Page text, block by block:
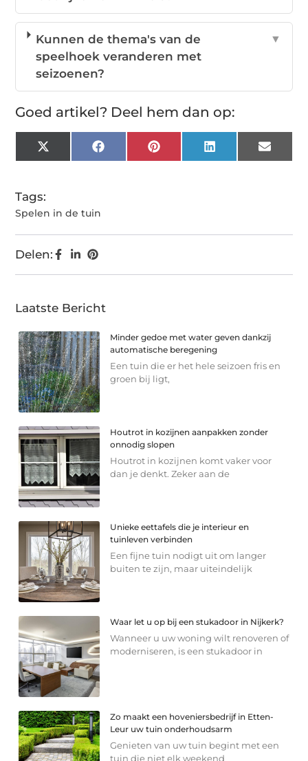
Kunnen de thema's van de
speelhoek veranderen met
seizoenen?
▼
Goed artikel? Deel hem dan op:
X
(Twitter)
FacebookPinterest LinkedIn Email
Tags:
Spelen in de tuin
Delen:
Laatste Bericht
Minder gedoe met water geven dankzij
automatische beregening
Een tuin die er het hele seizoen fris en
groen bij ligt,
Houtrot in kozijnen aanpakken zonder
onnodig slopen
Houtrot in kozijnen komt vaker voor
dan je denkt. Zeker aan de
Unieke eettafels die je interieur en
tuinleven verbinden
Een fijne tuin nodigt uit om langer
buiten te zijn, maar uiteindelijk
Waar let u op bij een stukadoor in Nijkerk?
Wanneer u uw woning wilt renoveren of
moderniseren, is een stukadoor in
Zo maakt een hoveniersbedrijf in Etten-
Leur uw tuin onderhoudsarm
Genieten van uw tuin begint met een
tuin die niet elk weekend